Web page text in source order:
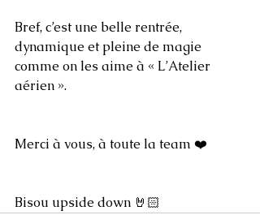
Bref, c’est une belle rentrée,
dynamique et pleine de magie
comme on les aime à « L’Atelier
aérien ».
Merci à vous, à toute la team ❤️
Bisou upside down 🤘🏻